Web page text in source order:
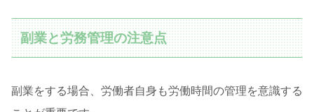
副業と労務管理の注意点
副業をする場合、労働者自身も労働時間の管理を意識する